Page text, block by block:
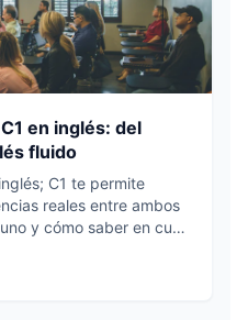
en inglés: del
fluido
C1 te permite
reales entre ambos
y cómo saber en cuál